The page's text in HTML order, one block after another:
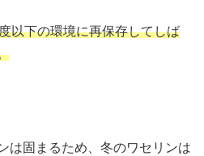
以下の環境に再保存してしば
は固まるため、冬のワセリンは